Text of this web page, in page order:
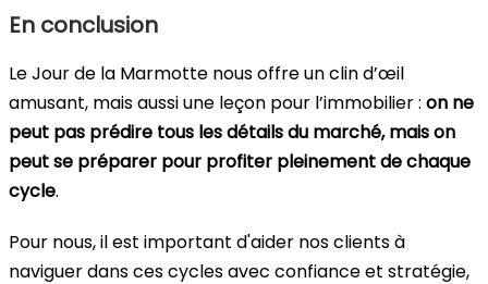
En conclusion
Le Jour de la Marmotte nous offre un clin d’œil
amusant, mais aussi une leçon pour l’immobilier : on ne
peut pas prédire tous les détails du marché, mais on
peut se préparer pour profiter pleinement de chaque
cycle.
Pour nous, il est important d'aider nos clients à
naviguer dans ces cycles avec confiance et stratégie,